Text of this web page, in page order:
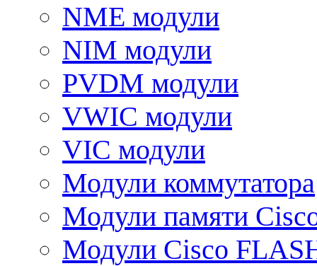
NME модули
NIM модули
PVDM модули
VWIC модули
VIC модули
Модули коммутатора
Модули памяти
Модули Cisco